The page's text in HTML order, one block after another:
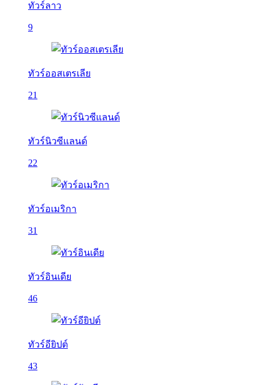
ทัวร์ลาว
9
ทัวร์ออสเตรเลีย
21
ทัวร์นิวซีแลนด์
22
ทัวร์อเมริกา
31
ทัวร์อินเดีย
46
ทัวร์อียิปต์
43